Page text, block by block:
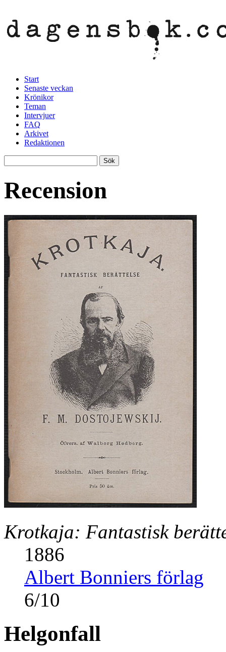
Start
Senaste veckan
Krönikor
Teman
Intervjuer
FAQ
Arkivet
Redaktionen
Recension
Krotkaja: Fantastisk
1886
Albert Bonniers förlag
6/10
Helgonfall